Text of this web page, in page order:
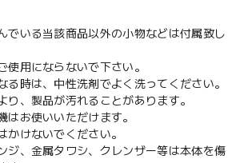
でいる当該商品以外の小物などは付属致し
使用にならないで下さい。
る時は、中性洗剤でよく洗ってください。
り、製品が汚れることがあります。
はお使いいただけます。
かけないでください。
ジ、金属タワシ、クレンザー等は本体を傷